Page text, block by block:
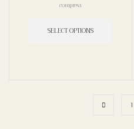
compresa
SELECT OPTIONS
1